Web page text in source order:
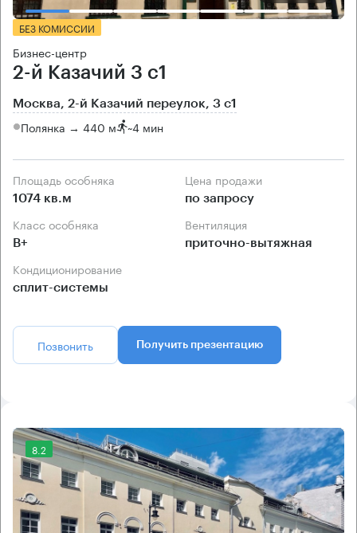
БЕЗ КОМИССИИ
Бизнес-центр
2-й Казачий 3 с1
Москва, 2-й Казачий переулок, 3 с1
Полянка → 440 м ~4 мин
Площадь особняка
1074 кв.м
Цена продажи
по запросу
Класс особняка
B+
Вентиляция
приточно-вытяжная
Кондиционирование
сплит-системы
Позвонить Получить презентацию
8.2